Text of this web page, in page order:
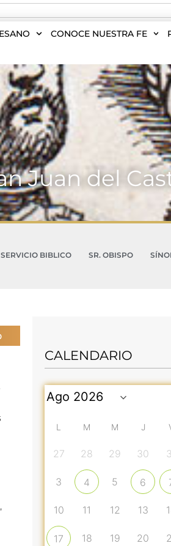
CONOCE NUESTRA FE
Juan del
SERVICIO BIBLICO SR. OBISPO
CALENDARIO
L M M J
27 28 29 30
3 4 5 6
10 11 12 13
17 18 19 20